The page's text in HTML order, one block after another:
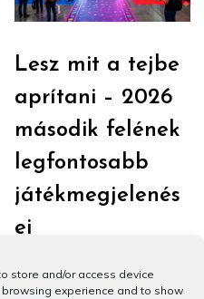
store and/or access device
experience and to show
Lesz mit a tejbe
aprítani – 2026
második felének
legfontosabb
játékmegjelenés
ei
2026.07.04.